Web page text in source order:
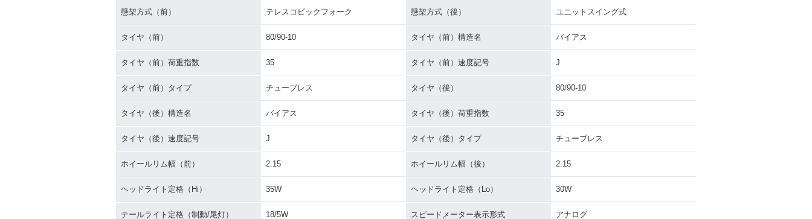
懸架方式（前） テレスコピックフォーク 懸架方式（後） ユニットスイング式
タイヤ（前） 80/90-10 タイヤ（前）構造名 バイアス
タイヤ（前）荷重指数 35 タイヤ（前）速度記号 J
タイヤ（前）タイプ チューブレス タイヤ（後） 80/90-10
タイヤ（後）構造名 バイアス タイヤ（後）荷重指数 35
タイヤ（後）速度記号 J タイヤ（後）タイプ チューブレス
ホイールリム幅（前） 2.15 ホイールリム幅（後） 2.15
ヘッドライト定格（Hi） 35W ヘッドライト定格（Lo） 30W
テールライト定格（制動/尾灯） 18/5W スピードメーター表示形式 アナログ